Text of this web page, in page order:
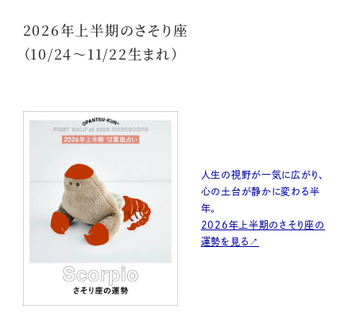
2026年上半期のさそり座
（10/24〜11/22生まれ）
人生の視野が一気に広がり、
心の土台が静かに変わる半
年。
2026年上半期のさそり座の
運勢を見る↗